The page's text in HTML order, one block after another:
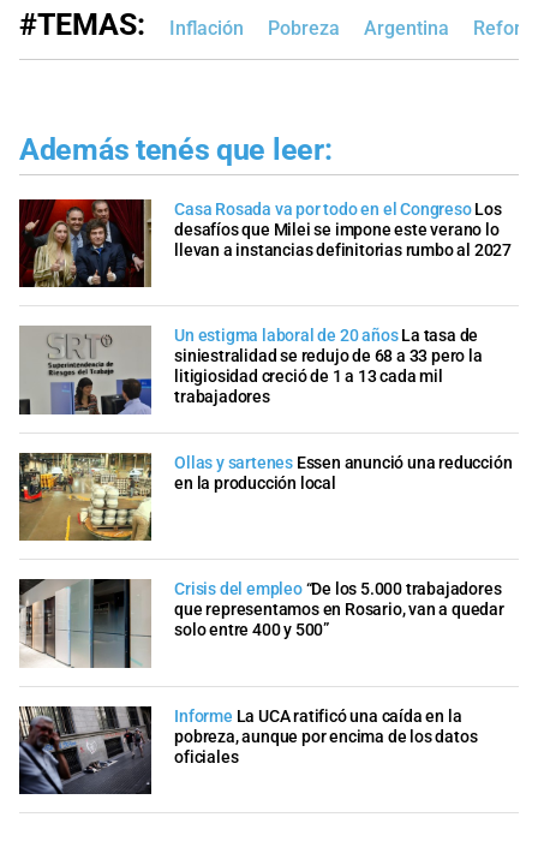
#TEMAS: Inflación Pobreza Argentina
Además tenés que leer:
Casa Rosada va por todo en el Congreso Los
desafíos que Milei se impone este verano lo
llevan a instancias definitorias rumbo al 2027
Un estigma laboral de 20 añosLa tasa de
siniestralidad se redujo de 68 a 33 pero la
litigiosidad creció de 1 a 13 cada mil
trabajadores
Ollas y sartenes Essen anunció una reducción
en la producción local
Crisis del empleo“De los 5.000 trabajadores
que representamos en Rosario, van a quedar
solo entre 400 y 500”
Informe La UCA ratificó una caída en la
pobreza, aunque por encima de los datos
oficiales